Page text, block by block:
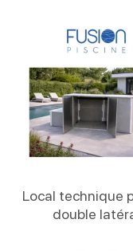
Local technique
double